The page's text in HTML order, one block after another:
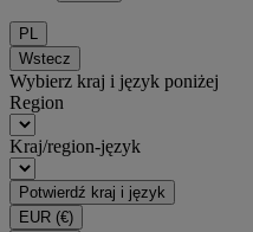
PL
Wstecz
Wybierz kraj i język poniżej
Region
Kraj/region-język
Potwierdź kraj i język
EUR (€)